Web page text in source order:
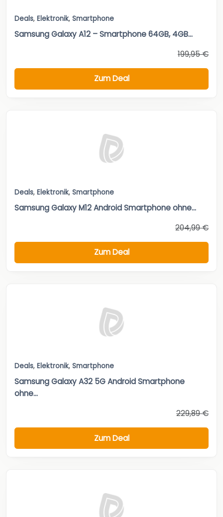
Deals, Elektronik, Smartphone
Samsung Galaxy A12 – Smartphone 64GB, 4GB...
199,95 €
Zum Deal
Deals, Elektronik, Smartphone
Samsung Galaxy M12 Android Smartphone ohne...
204,99 €
Zum Deal
Deals, Elektronik, Smartphone
Samsung Galaxy A32 5G Android Smartphone
ohne...
229,89 €
Zum Deal